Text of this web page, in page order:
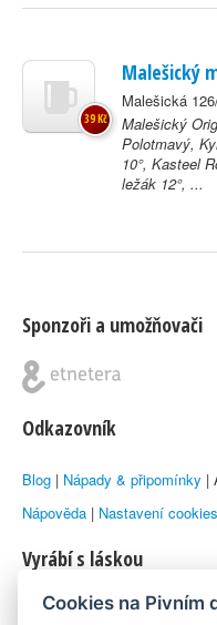
Malešický
Malešická
Malešický
Polotmavý,
10°, Kasteel
ležák 12°, ...
39 Kč
Sponzoři a umožňovači
Odkazovník
Blog | Nápady & připomínky |
Nápověda | Nastavení cookies
Vyrábí s láskou
© 2010–2026 byLukáš
Cookies na Pivním